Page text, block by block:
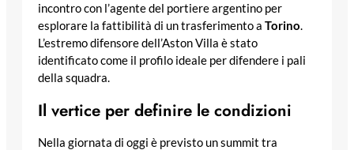
incontro con l’agente del portiere argentino per
esplorare la fattibilità di un trasferimento a Torino.
L’estremo difensore dell’Aston Villa è stato
identificato come il profilo ideale per difendere i pali
della squadra.
Il vertice per definire le condizioni
Nella giornata di oggi è previsto un summit tra